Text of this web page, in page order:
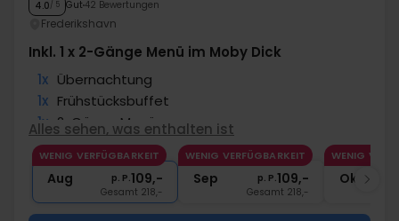
4.0/ 5 Gut 42 Bewertungen
Frederikshavn
Inkl. 1 x 2-Gänge Menü im Moby Dick
1x Übernachtung
1x Frühstücksbuffet
1x 2-Gänge Menü
1x 1 Begrüßungsgetränk
1x Kaffee zum Mitnehmen
Alles sehen, was enthalten ist
WENIG VERFÜGBARKEIT
Aug p. P.109,-
Gesamt 218,-
WENIG VERFÜGBARKEIT
Sep p. P.109,-
Gesamt 218,-
WENIG
Okt